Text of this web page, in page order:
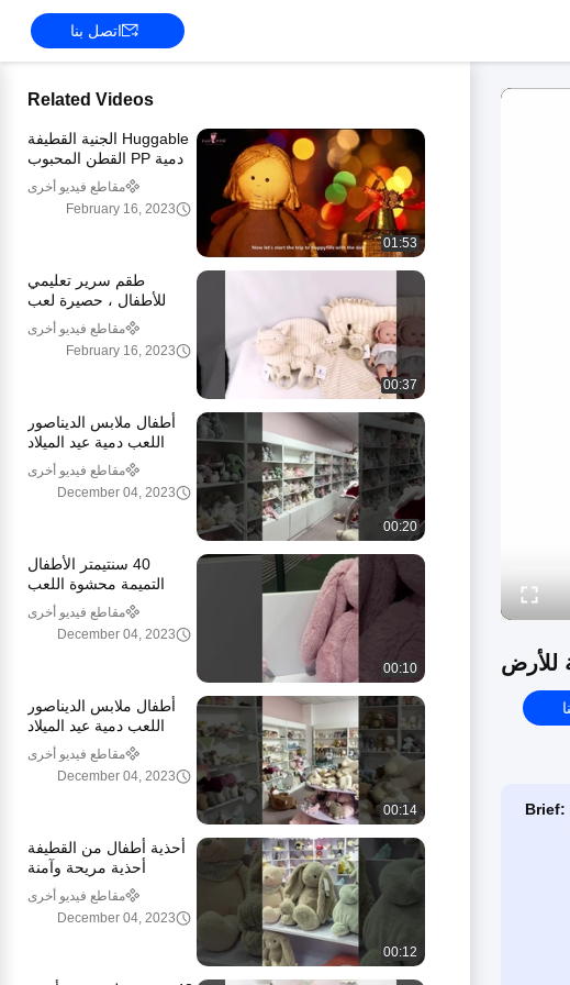
اتصل بنا
Brief:
Related Videos
01:53
Huggable الجنية القطيفة
دمية PP القطن المحبوب
لعبة الدببة 29 X 20cmمقاطع فيديو أخرى
February 16, 2023
00:37
طقم سرير تعليمي
للأطفال ، حصيرة لعب
قابلة للطي وصالة الألعاب
الرياضية الموسيقية الناعمة
مقاطع فيديو أخرى
February 16, 2023
00:20
أطفال ملابس الديناصور
اللعب دمية عيد الميلاد
الهدايا ميكرو تيري ملئ
الديناصور اللعب الملابس
مقاطع فيديو أخرى
December 04, 2023
00:10
40 سنتيمتر الأطفال
التميمة محشوة اللعب
حورية البحر محشوة
الحيوان البحر الأزرق
الشعر
مقاطع فيديو أخرى
December 04, 2023
00:14
أطفال ملابس الديناصور
اللعب دمية عيد الميلاد
الهدايا ميكرو تيري ملئ
الديناصور اللعب الملابس
مقاطع فيديو أخرى
December 04, 2023
00:12
أحذية أطفال من القطيفة
أحذية مريحة وآمنة
للأطفال الرضع على شكل
أرنب
مقاطع فيديو أخرى
December 04, 2023